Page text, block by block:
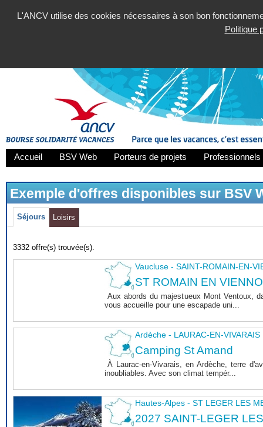
L'ANCV utilise des cookies nécessaires à son bon
Politique
Accueil BSV Web Porteurs de projets
Exemple d'offres disponibles sur BSV
Séjours Loisirs
3332 offre(s) trouvée(s).
Vaucluse - SAINT-ROMAIN-EN-
ST ROMAIN EN
Aux abords du majestueux Mont Ventoux,
vous accueille pour une escapade uni...
Ardèche - LAURAC-EN-VIVARAIS
Camping St Amand
À Laurac-en-Vivarais, en Ardèche, terre
inoubliables. Avec son climat tempér...
Hautes-Alpes - ST LEGER LES
2027 SAINT-LEGER